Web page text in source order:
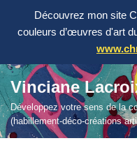
Découvrez mon site
couleurs d’œuvres d'art
Aller
au
contenu
Vinciane
Développez votre sens de la
(habillement-déco-créations